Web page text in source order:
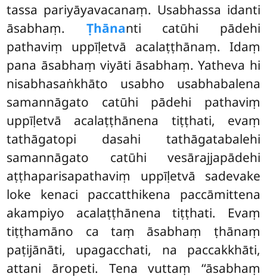
tassa pariyāyavacanaṃ. Usabhassa idanti
āsabhaṃ. Ṭhānanti catūhi pādehi
pathaviṃ uppīḷetvā acalaṭṭhānaṃ. Idaṃ
pana āsabhaṃ viyāti āsabhaṃ. Yatheva hi
nisabhasaṅkhāto usabho usabhabalena
samannāgato catūhi pādehi pathaviṃ
uppīḷetvā acalaṭṭhānena tiṭṭhati, evaṃ
tathāgatopi dasahi tathāgatabalehi
samannāgato catūhi vesārajjapādehi
aṭṭhaparisapathaviṃ uppīḷetvā sadevake
loke kenaci paccatthikena paccāmittena
akampiyo acalaṭṭhānena tiṭṭhati. Evaṃ
tiṭṭhamāno ca taṃ āsabhaṃ ṭhānaṃ
paṭijānāti, upagacchati, na paccakkhāti,
attani āropeti. Tena vuttaṃ ‘‘āsabhaṃ